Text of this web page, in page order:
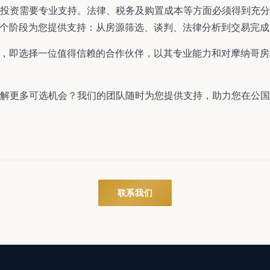
资需要专业支持。法律、税务及购置成本等方面必须得到充
段为您提供支持：从房源筛选、谈判、法律分析到交易完
选择一位值得信赖的合作伙伴，以其专业能力和对摩纳哥
更多可选机会？我们的团队随时为您提供支持，助力您在公
联系我们